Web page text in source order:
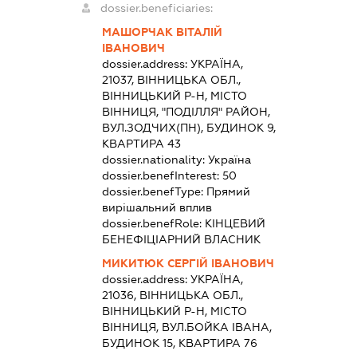
dossier.beneficiaries:
МАШОРЧАК ВІТАЛІЙ
ІВАНОВИЧ
dossier.address: УКРАЇНА,
21037, ВІННИЦЬКА ОБЛ.,
ВІННИЦЬКИЙ Р-Н, МІСТО
ВІННИЦЯ, "ПОДІЛЛЯ" РАЙОН,
ВУЛ.ЗОДЧИХ(ПН), БУДИНОК 9,
КВАРТИРА 43
dossier.nationality: Україна
dossier.benefInterest: 50
dossier.benefType: Прямий
вирішальний вплив
dossier.benefRole: КІНЦЕВИЙ
БЕНЕФІЦІАРНИЙ ВЛАСНИК
МИКИТЮК СЕРГІЙ ІВАНОВИЧ
dossier.address: УКРАЇНА,
21036, ВІННИЦЬКА ОБЛ.,
ВІННИЦЬКИЙ Р-Н, МІСТО
ВІННИЦЯ, ВУЛ.БОЙКА ІВАНА,
БУДИНОК 15, КВАРТИРА 76